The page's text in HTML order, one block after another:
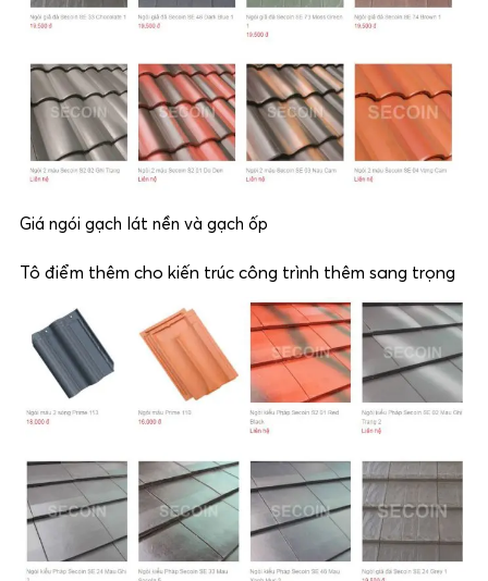
Giá ngói gạch lát nền và gạch ốp
Tô điểm thêm cho kiến trúc công trình thêm sang trọng